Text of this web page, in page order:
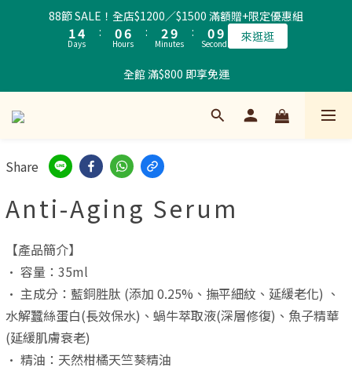
88節 SALE！全店$1200／$1500 滿額贈+限定優惠組
2
1
0
5
4
3
Days
:
1
0
7
6
5
4
3
Hours
:
3
2
1
0
9
8
7
6
Minutes
:
1
0
9
8
7
6
5
3
Seconds 來逛逛
全館 滿$800 即享免運
Share
Anti-Aging Serum
【產品簡介】
• 容量：35ml
• 主成分：藍銅胜肽 (添加 0.25%、撫平細紋、延緩老化) 、
水解蠶絲蛋白(長效保水)、蝸牛萃取液(深層修復)、魚子精華
(延緩肌膚衰老)
• 精油：天然柑橘天竺葵精油